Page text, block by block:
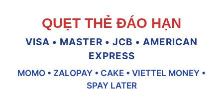
QUẸT THẺ ĐÁO HẠN
VISA • MASTER • JCB • AMERICAN
EXPRESS
MOMO • ZALOPAY • CAKE • VIETTEL MONEY •
SPAY LATER